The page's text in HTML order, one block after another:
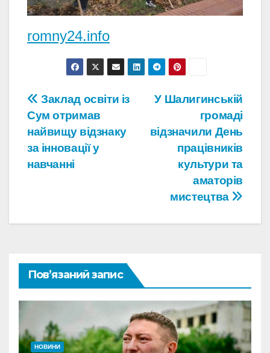
romny24.info
Навігація
записів
У Шалигинській
громаді
відзначили День
працівників
культури та
аматорів
мистецтва
Заклад освіти із
Сум отримав
найвищу відзнаку
за інновації у
навчанні
Пов’язаний запис
НОВИНИ